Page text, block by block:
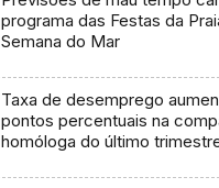
programa das Festas da Praia e da
Semana do Mar
Taxa de desemprego
pontos percentuais na
homóloga do último